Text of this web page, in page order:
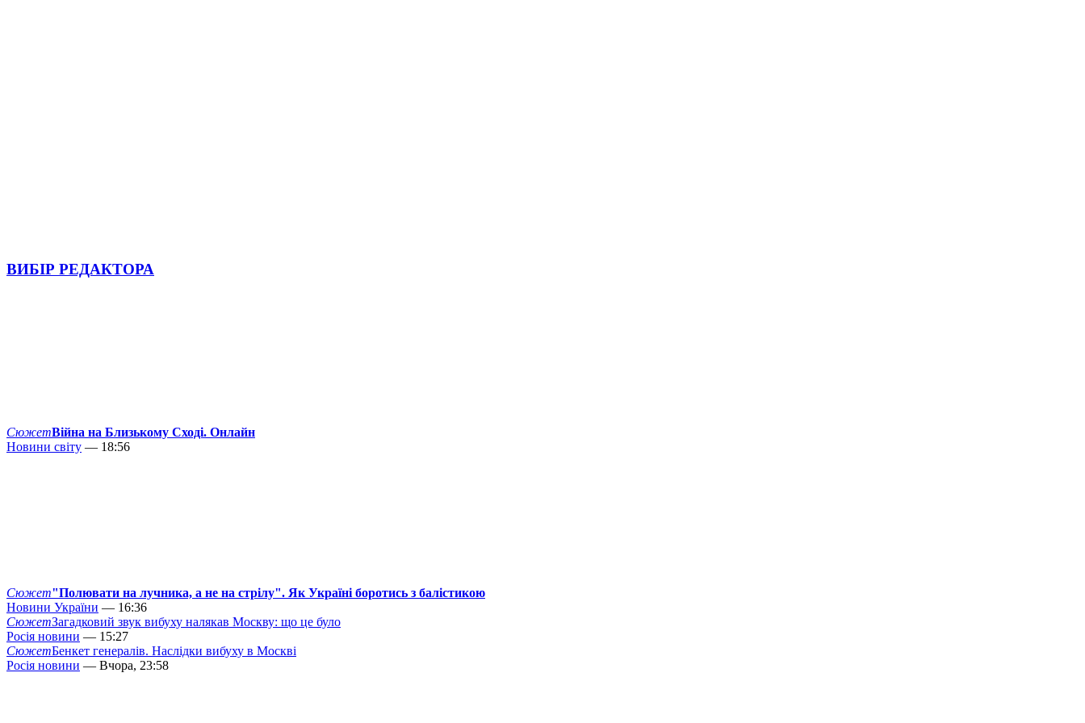
ВИБІР РЕДАКТОРА
СюжетВійна на Близькому Сході. Онлайн
Новини світу — 18:56
Сюжет"Полювати на лучника, а не на стрілу". Як Україні боротись з балістикою
Новини України — 16:36
СюжетЗагадковий звук вибуху налякав Москву: що це було
Росія новини — 15:27
СюжетБенкет генералів. Наслідки вибуху в Москві
Росія новини — Вчора, 23:58